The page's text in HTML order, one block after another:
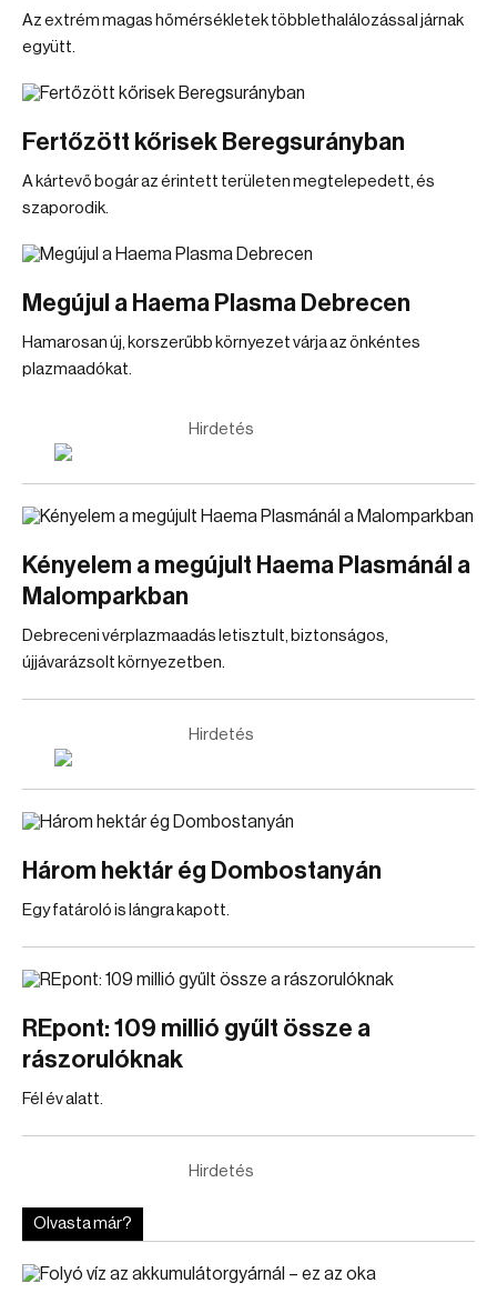
Az extrém magas hőmérsékletek többlethalálozással járnak
együtt.
Fertőzött kőrisek Beregsurányban
A kártevő bogár az érintett területen megtelepedett, és
szaporodik.
Megújul a Haema Plasma Debrecen
Hamarosan új, korszerűbb környezet várja az önkéntes
plazmaadókat.
Hirdetés
Kényelem a megújult Haema Plasmánál a
Malomparkban
Debreceni vérplazmaadás letisztult, biztonságos,
újjávarázsolt környezetben.
Hirdetés
Három hektár ég Dombostanyán
Egy fatároló is lángra kapott.
REpont: 109 millió gyűlt össze a
rászorulóknak
Fél év alatt.
Hirdetés
Olvasta már?